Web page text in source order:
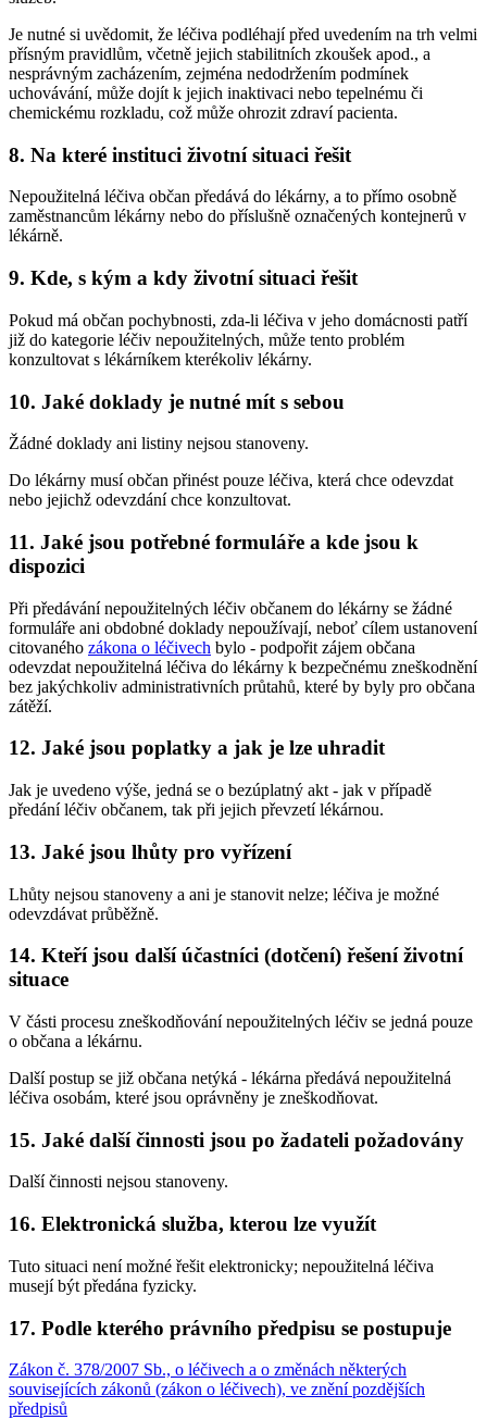
Je nutné si uvědomit, že léčiva podléhají před uvedením na trh velmi
přísným pravidlům, včetně jejich stabilitních zkoušek apod., a
nesprávným zacházením, zejména nedodržením podmínek
uchovávání, může dojít k jejich inaktivaci nebo tepelnému či
chemickému rozkladu, což může ohrozit zdraví pacienta.
8. Na které instituci životní situaci řešit
Nepoužitelná léčiva občan předává do lékárny, a to přímo osobně
zaměstnancům lékárny nebo do příslušně označených kontejnerů v
lékárně.
9. Kde, s kým a kdy životní situaci řešit
Pokud má občan pochybnosti, zda-li léčiva v jeho domácnosti patří
již do kategorie léčiv nepoužitelných, může tento problém
konzultovat s lékárníkem kterékoliv lékárny.
10. Jaké doklady je nutné mít s sebou
Žádné doklady ani listiny nejsou stanoveny.
Do lékárny musí občan přinést pouze léčiva, která chce odevzdat
nebo jejichž odevzdání chce konzultovat.
11. Jaké jsou potřebné formuláře a kde jsou k
dispozici
Při předávání nepoužitelných léčiv občanem do lékárny se žádné
formuláře ani obdobné doklady nepoužívají, neboť cílem ustanovení
citovaného zákona o léčivech bylo - podpořit zájem občana
odevzdat nepoužitelná léčiva do lékárny k bezpečnému zneškodnění
bez jakýchkoliv administrativních průtahů, které by byly pro občana
zátěží.
12. Jaké jsou poplatky a jak je lze uhradit
Jak je uvedeno výše, jedná se o bezúplatný akt - jak v případě
předání léčiv občanem, tak při jejich převzetí lékárnou.
13. Jaké jsou lhůty pro vyřízení
Lhůty nejsou stanoveny a ani je stanovit nelze; léčiva je možné
odevzdávat průběžně.
14. Kteří jsou další účastníci (dotčení) řešení životní
situace
V části procesu zneškodňování nepoužitelných léčiv se jedná pouze
o občana a lékárnu.
Další postup se již občana netýká - lékárna předává nepoužitelná
léčiva osobám, které jsou oprávněny je zneškodňovat.
15. Jaké další činnosti jsou po žadateli požadovány
Další činnosti nejsou stanoveny.
16. Elektronická služba, kterou lze využít
Tuto situaci není možné řešit elektronicky; nepoužitelná léčiva
musejí být předána fyzicky.
17. Podle kterého právního předpisu se postupuje
Zákon č. 378/2007 Sb., o léčivech a o změnách některých
souvisejících zákonů (zákon o léčivech), ve znění pozdějších
předpisů